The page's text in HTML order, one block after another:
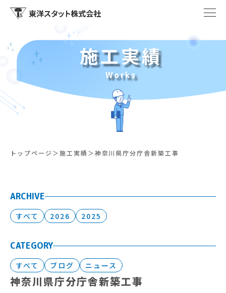
施工実績
Works
トップページ 施工実績 神奈川県庁分庁舎新築工事
ARCHIVE
すべて 2026 2025
CATEGORY
すべて ブログ ニュース
神奈川県庁分庁舎新築工事